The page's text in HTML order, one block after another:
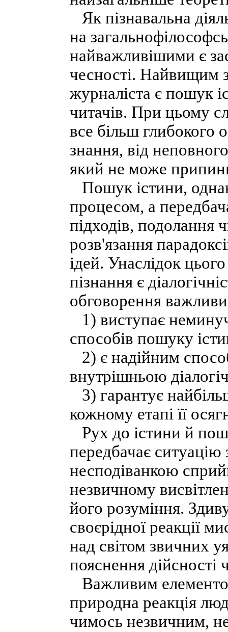
Як пізнавальна
на
найважливішими є
чесності. Найвищим
журналіста є пошук
читачів. При цьому
все більш глибокого
знання, від
який не може
Пошук істини,
процесом, а
підходів, подолання
розв'язання
ідей. Унаслідок
пізнання є
обговорення
1) виступає
способів пошуку
2) є надійним
внутрішньою
3) гарантує
кожному етапі її
Рух до істини й
передбачає
несподіванкою
незвичному
його розуміння.
своєрідної реакції
над світом звичних
пояснення дійсності
Важливим
природна реакція
чимось незвичним,